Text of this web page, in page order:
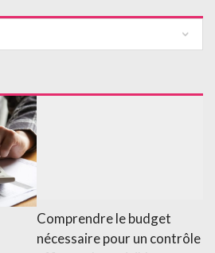
Comprendre le budget
nécessaire pour un contrôle